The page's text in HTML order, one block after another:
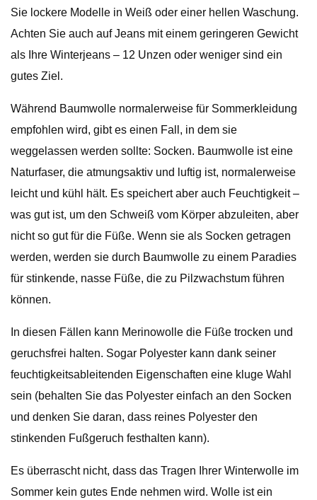
Sie lockere Modelle in Weiß oder einer hellen Waschung.
Achten Sie auch auf Jeans mit einem geringeren Gewicht
als Ihre Winterjeans – 12 Unzen oder weniger sind ein
gutes Ziel.
Während Baumwolle normalerweise für Sommerkleidung
empfohlen wird, gibt es einen Fall, in dem sie
weggelassen werden sollte: Socken. Baumwolle ist eine
Naturfaser, die atmungsaktiv und luftig ist, normalerweise
leicht und kühl hält. Es speichert aber auch Feuchtigkeit –
was gut ist, um den Schweiß vom Körper abzuleiten, aber
nicht so gut für die Füße. Wenn sie als Socken getragen
werden, werden sie durch Baumwolle zu einem Paradies
für stinkende, nasse Füße, die zu Pilzwachstum führen
können.
In diesen Fällen kann Merinowolle die Füße trocken und
geruchsfrei halten. Sogar Polyester kann dank seiner
feuchtigkeitsableitenden Eigenschaften eine kluge Wahl
sein (behalten Sie das Polyester einfach an den Socken
und denken Sie daran, dass reines Polyester den
stinkenden Fußgeruch festhalten kann).
Es überrascht nicht, dass das Tragen Ihrer Winterwolle im
Sommer kein gutes Ende nehmen wird. Wolle ist ein